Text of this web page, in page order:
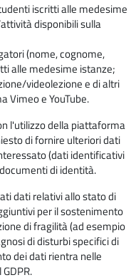
iscritti alle medesime
disponibili sulla
(nome, cognome,
alle medesime istanze;
videolezione e di altri
Vimeo e YouTube.
l'utilizzo della piattaforma
di fornire ulteriori dati
(dati identificativi
di identità.
dati relativi allo stato di
per il sostenimento
di fragilità (ad esempio
di disturbi specifici di
dei dati rientra nelle